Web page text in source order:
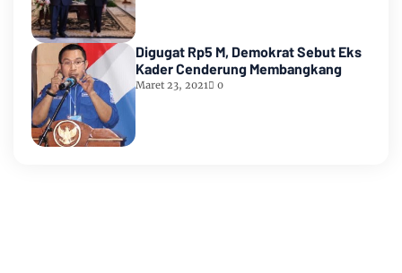
Digugat Rp5 M, Demokrat Sebut Eks
Kader Cenderung Membangkang
Maret 23, 2021 0